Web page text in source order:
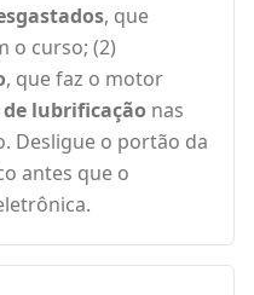
, que
o curso; (2)
, que faz o motor
lubrificação nas
Desligue o portão da
antes que o